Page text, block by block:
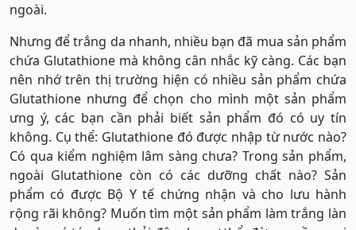
ngoài.
Nhưng để trắng da nhanh, nhiều bạn đã mua sản phẩm
chứa Glutathione mà không cân nhắc kỹ càng. Các bạn
nên nhớ trên thị trường hiện có nhiều sản phẩm chứa
Glutathione nhưng để chọn cho mình một sản phẩm
ưng ý, các bạn cần phải biết sản phẩm đó có uy tín
không. Cụ thể: Glutathione đó được nhập từ nước nào?
Có qua kiểm nghiệm lâm sàng chưa? Trong sản phẩm,
ngoài Glutathione còn có các dưỡng chất nào? Sản
phẩm có được Bộ Y tế chứng nhận và cho lưu hành
rộng rãi không? Muốn tìm một sản phẩm làm trắng làn